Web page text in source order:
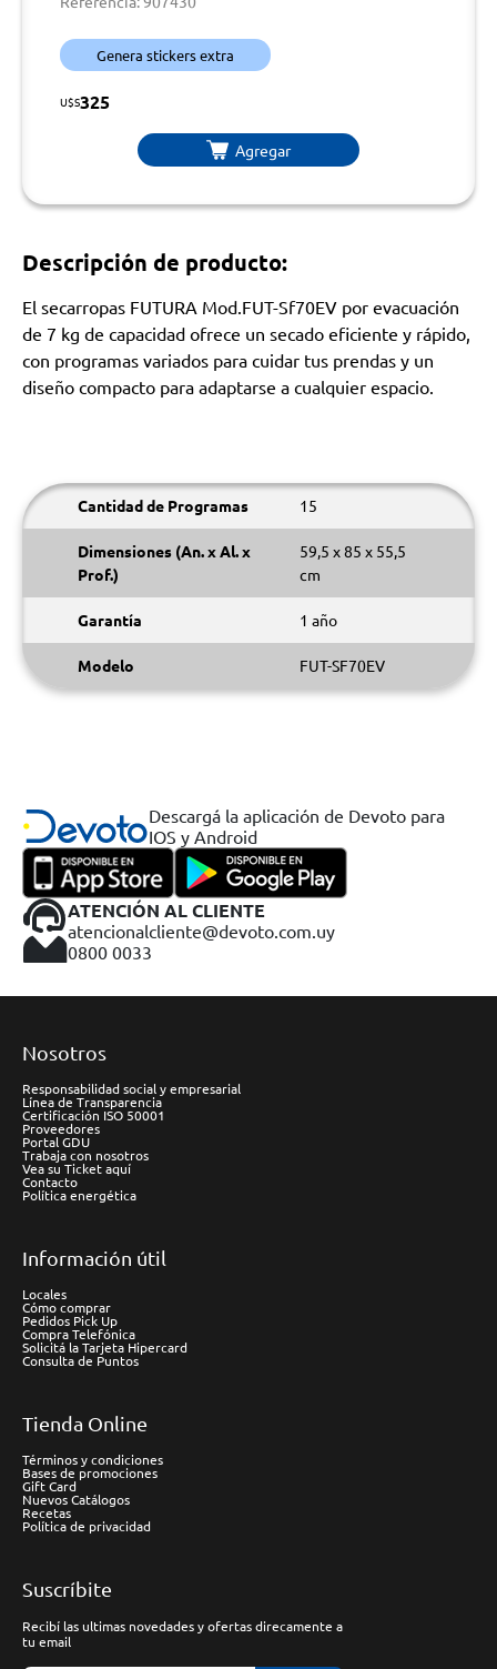
Genera stickers extra
U$S325
Agregar
Descripción de producto:
El secarropas FUTURA Mod.FUT-Sf70EV por evacuación
de 7 kg de capacidad ofrece un secado eficiente y rápido,
con programas variados para cuidar tus prendas y un
diseño compacto para adaptarse a cualquier espacio.
Cantidad de Programas 15
Dimensiones (An. x Al. x
Prof.)
59,5 x 85 x 55,5
cm
Garantía 1 año
Modelo FUT-SF70EV
Descargá la aplicación de Devoto para
IOS y Android
ATENCIÓN AL CLIENTE
atencionalcliente@devoto.com.uy
0800 0033
Nosotros
Responsabilidad social y empresarial
Línea de Transparencia
Certificación ISO 50001
Proveedores
Portal GDU
Trabaja con nosotros
Vea su Ticket aquí
Contacto
Política energética
Información útil
Locales
Cómo comprar
Pedidos Pick Up
Compra Telefónica
Solicitá la Tarjeta Hipercard
Consulta de Puntos
Tienda Online
Términos y condiciones
Bases de promociones
Gift Card
Nuevos Catálogos
Recetas
Política de privacidad
Suscríbite
Recibí las ultimas novedades y ofertas direcamente a
tu email